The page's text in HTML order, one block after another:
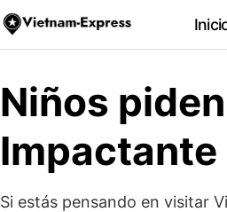
Niños
Si estás pensando en visitar